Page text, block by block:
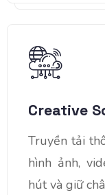
Creative
Truyền tải
hình ảnh,
hút và giữ